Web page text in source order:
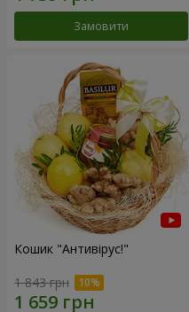
Замовити
Кошик "Антивірус!"
1 843 грн